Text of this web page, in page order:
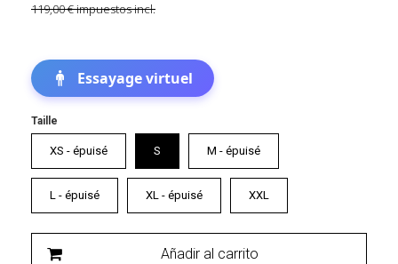
119,00 €impuestos incl.
Essayage virtuel
Taille
XS - épuisé S M - épuisé
L - épuisé XL - épuisé XXL
Añadir al carrito